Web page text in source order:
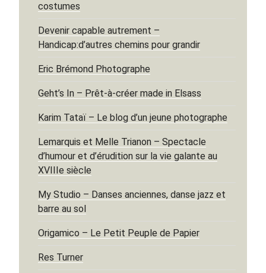
costumes
Devenir capable autrement –
Handicap:d’autres chemins pour grandir
Eric Brémond Photographe
Geht’s In – Prêt-à-créer made in Elsass
Karim Tataï – Le blog d’un jeune photographe
Lemarquis et Melle Trianon – Spectacle
d’humour et d’érudition sur la vie galante au
XVIIIe siècle
My Studio – Danses anciennes, danse jazz et
barre au sol
Origamico – Le Petit Peuple de Papier
Res Turner